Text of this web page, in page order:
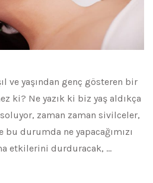
ve yaşından genç gösteren bir
ki? Ne yazık ki biz yaş aldıkça
zaman zaman sivilceler,
durumda ne yapacağımızı
etkilerini durduracak, …